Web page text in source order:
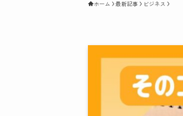
ホーム 最新記事 ビジネス